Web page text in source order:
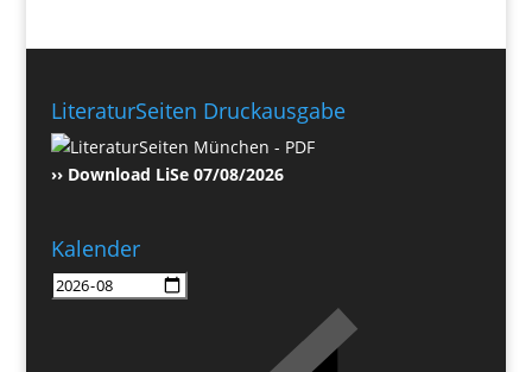
LiteraturSeiten Druckausgabe
›› Download LiSe 07/08/2026
Kalender